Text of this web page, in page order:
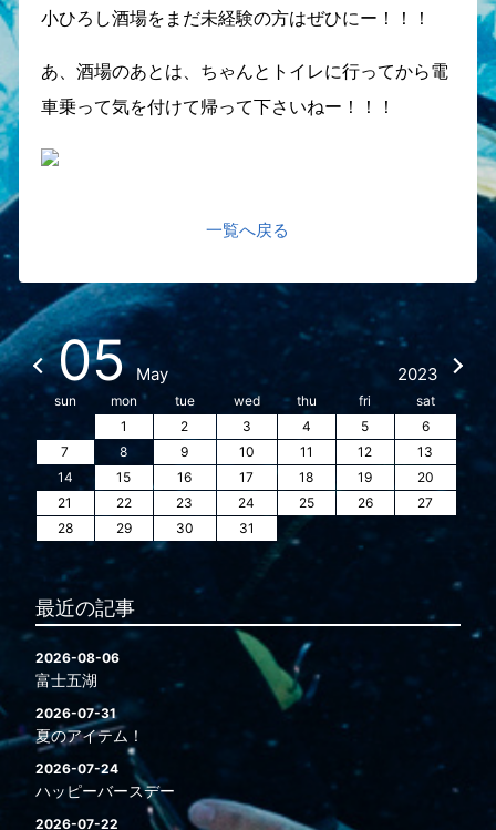
小ひろし酒場をまだ未経験の方はぜひにー！！！
あ、酒場のあとは、ちゃんとトイレに行ってから電
車乗って気を付けて帰って下さいねー！！！
一覧へ戻る
05 May 2023
sun mon tue wed thu fri
sat
1
2 3 4 5
6
7
8 9 10 11 12
13
14
15 16 17 18 19
20
21
22 23 24 25 26
27
28
29 30 31
最近の記事
2026-08-06
富士五湖
2026-07-31
夏のアイテム！
2026-07-24
ハッピーバースデー
2026-07-22